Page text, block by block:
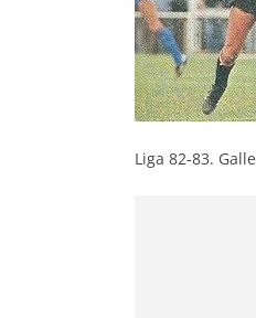
Liga 82-83.